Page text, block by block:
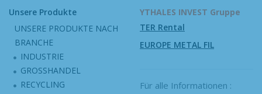
Unsere Produkte
UNSERE PRODUKTE NACH
BRANCHE
INDUSTRIE
GROSSHANDEL
RECYCLING
YTHALES INVEST Gruppe
TER Rental
EUROPE METAL FIL
Für alle Informationen :